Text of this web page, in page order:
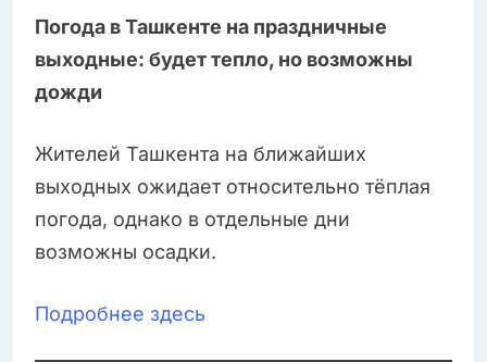
Погода в Ташкенте на праздничные
выходные: будет тепло, но возможны
дожди
Жителей Ташкента на ближайших
выходных ожидает относительно тёплая
погода, однако в отдельные дни
возможны осадки.
Подробнее здесь